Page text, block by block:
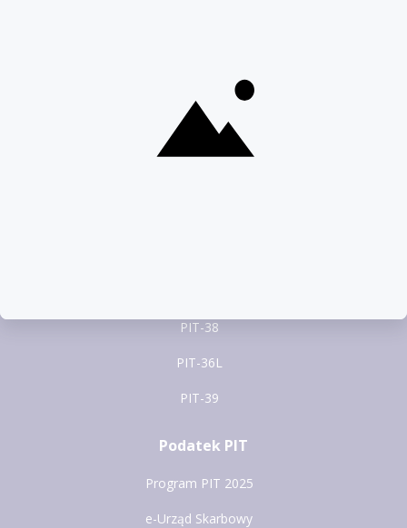
PIT-38
PIT-36L
PIT-39
Podatek PIT
Program PIT 2025
e-Urząd Skarbowy